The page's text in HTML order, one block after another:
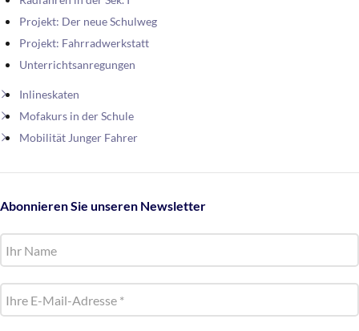
Projekt: Der neue Schulweg
Projekt: Fahrradwerkstatt
Unterrichtsanregungen
Inlineskaten
Mofakurs in der Schule
Mobilität Junger Fahrer
Abonnieren Sie unseren Newsletter